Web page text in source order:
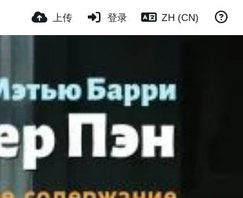
上传 登录 ZH (CN)